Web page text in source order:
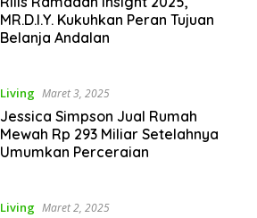
MR.D.I.Y. Kukuhkan Peran Tujuan
Belanja Andalan
Living Maret 3, 2025
Jessica Simpson Jual Rumah
Mewah Rp 293 Miliar Setelahnya
Umumkan Perceraian
Living Maret 2, 2025